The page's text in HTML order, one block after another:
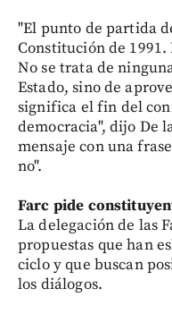
"El punto de partida
Constitución de
No se trata de
Estado, sino de
significa el fin del
democracia", dijo De
mensaje con una
no".
Farc pide
La delegación de las
propuestas que han
ciclo y que buscan
los diálogos.